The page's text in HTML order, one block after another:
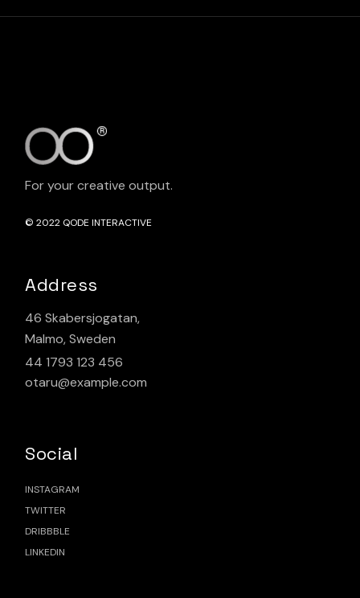
For your creative output.
© 2022 QODE INTERACTIVE
Address
46 Skabersjogatan,
Malmo, Sweden
44 1793 123 456
otaru@example.com
Social
INSTAGRAM
TWITTER
DRIBBBLE
LINKEDIN